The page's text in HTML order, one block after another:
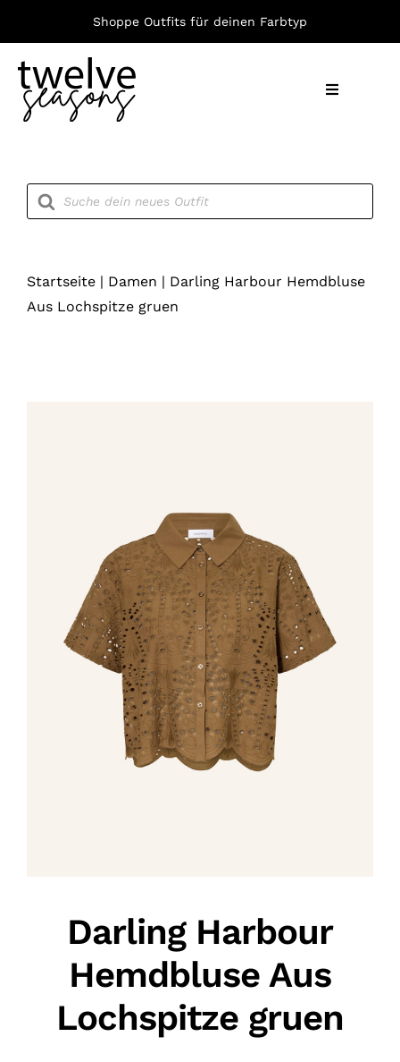
springen
Shoppe Outfits für deinen Farbtyp
Toggle
Products
search
Startseite| Damen | Darling Harbour Hemdbluse
Aus Lochspitze gruen
Darling Harbour
Hemdbluse Aus
Lochspitze gruen